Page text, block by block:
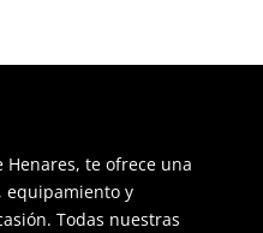
te ofrece una
equipamiento y
Todas nuestras